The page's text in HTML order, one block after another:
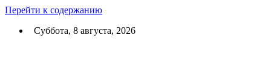
Перейти к содержанию
Суббота, 8 августа, 2026